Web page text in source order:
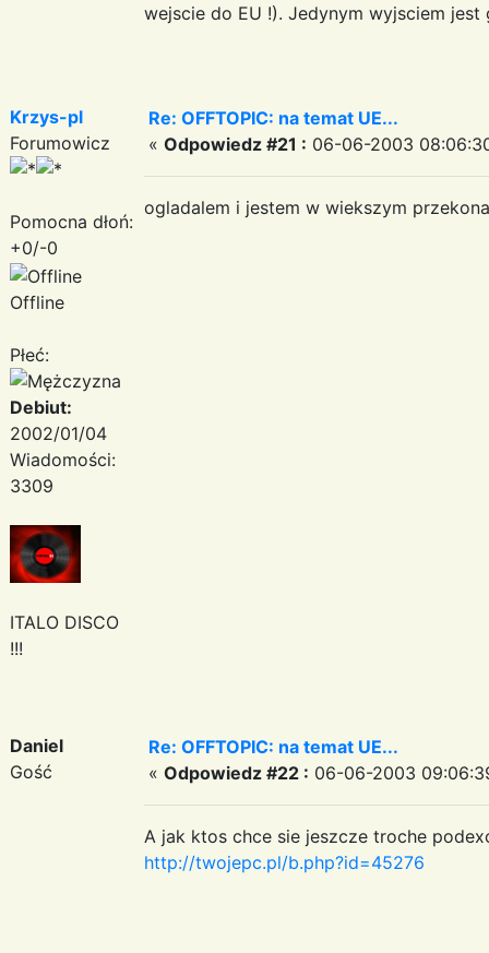
wejscie do EU !). Jedynym wyjsciem jest
Krzys-pl
Forumowicz
Pomocna dłoń:
+0/-0
Offline
Płeć:
Debiut:
2002/01/04
Wiadomości:
3309
ITALO DISCO
!!!
Re: OFFTOPIC: na temat UE...
« Odpowiedz #21 : 06-06-2003
ogladalem i jestem w wiekszym
Daniel
Gość
Re: OFFTOPIC: na temat UE...
« Odpowiedz #22 : 06-06-2003
A jak ktos chce sie jeszcze troche
http://twojepc.pl/b.php?id=45276